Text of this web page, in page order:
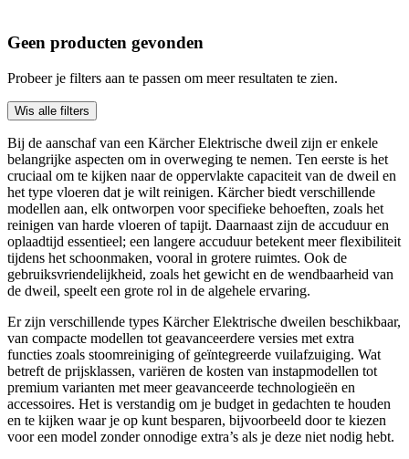
Geen producten gevonden
Probeer je filters aan te passen om meer resultaten te zien.
Wis alle filters
Bij de aanschaf van een Kärcher Elektrische dweil zijn er enkele
belangrijke aspecten om in overweging te nemen. Ten eerste is het
cruciaal om te kijken naar de oppervlakte capaciteit van de dweil en
het type vloeren dat je wilt reinigen. Kärcher biedt verschillende
modellen aan, elk ontworpen voor specifieke behoeften, zoals het
reinigen van harde vloeren of tapijt. Daarnaast zijn de accuduur en
oplaadtijd essentieel; een langere accuduur betekent meer flexibiliteit
tijdens het schoonmaken, vooral in grotere ruimtes. Ook de
gebruiksvriendelijkheid, zoals het gewicht en de wendbaarheid van
de dweil, speelt een grote rol in de algehele ervaring.
Er zijn verschillende types Kärcher Elektrische dweilen beschikbaar,
van compacte modellen tot geavanceerdere versies met extra
functies zoals stoomreiniging of geïntegreerde vuilafzuiging. Wat
betreft de prijsklassen, variëren de kosten van instapmodellen tot
premium varianten met meer geavanceerde technologieën en
accessoires. Het is verstandig om je budget in gedachten te houden
en te kijken waar je op kunt besparen, bijvoorbeeld door te kiezen
voor een model zonder onnodige extra’s als je deze niet nodig hebt.